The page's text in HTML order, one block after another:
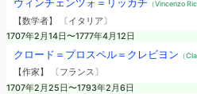
（Vincenzo
【数学者】 〔イタリア〕
1707年2月14日〜1777年4月12日
クロード＝プロスペル＝クレビヨン （
【作家】 〔フランス〕
1707年2月25日〜1793年2月6日